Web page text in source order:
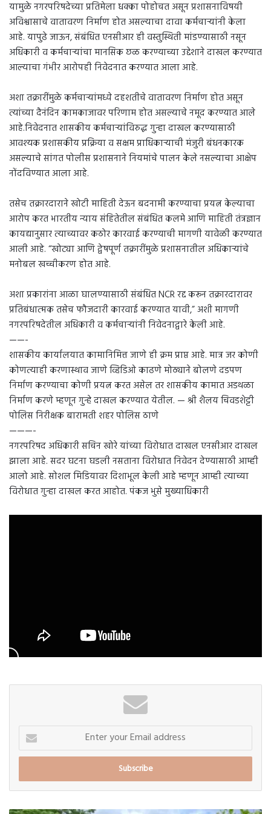
यामुळे नगरपरिषदेच्या प्रतिमेला धक्का पोहोचत असून प्रशासनाविषयी
अविश्वासाचे वातावरण निर्माण होत असल्याचा दावा कर्मचाऱ्यांनी केला
आहे. यापुढे जाऊन, संबंधित एनसीआर ही वस्तुस्थिती मांडण्यासाठी नसून
अधिकारी व कर्मचाऱ्यांचा मानसिक छळ करण्याच्या उद्देशाने दाखल करण्यात
आल्याचा गंभीर आरोपही निवेदनात करण्यात आला आहे.
अशा तक्रारींमुळे कर्मचाऱ्यांमध्ये दहशतीचे वातावरण निर्माण होत असून
त्यांच्या दैनंदिन कामकाजावर परिणाम होत असल्याचे नमूद करण्यात आले
आहे.निवेदनात शासकीय कर्मचाऱ्यांविरुद्ध गुन्हा दाखल करण्यासाठी
आवश्यक प्रशासकीय प्रक्रिया व सक्षम प्राधिकाऱ्याची मंजुरी बंधनकारक
असल्याचे सांगत पोलीस प्रशासनाने नियमांचे पालन केले नसल्याचा आक्षेप
नोंदविण्यात आला आहे.
तसेच तक्रारदाराने खोटी माहिती देऊन बदनामी करण्याचा प्रयत्न केल्याचा
आरोप करत भारतीय न्याय संहितेतील संबंधित कलमे आणि माहिती तंत्रज्ञान
कायद्यानुसार त्याच्यावर कठोर कारवाई करण्याची मागणी यावेळी करण्यात
आली आहे. “खोट्या आणि द्वेषपूर्ण तक्रारींमुळे प्रशासनातील अधिकाऱ्यांचे
मनोबल खच्चीकरण होत आहे.
अशा प्रकारांना आळा घालण्यासाठी संबंधित NCR रद्द करून तक्रारदारावर
प्रतिबंधात्मक तसेच फौजदारी कारवाई करण्यात यावी,” अशी मागणी
नगरपरिषदेतील अधिकारी व कर्मचाऱ्यांनी निवेदनाद्वारे केली आहे.
——-
शासकीय कार्यालयात कामानिमित्त जाणे ही क्रम प्राप्त आहे. मात्र जर कोणी
कोणत्याही करणास्थाव जाणे व्हिडिओ काढणे मोठ्याने बोलणे दडपण
निर्माण करण्याचा कोणी प्रयत्न करत असेल तर शासकीय कामात अडथळा
निर्माण करणे म्हणून गुन्हे दाखल करण्यात येतील. — श्री शैलय चिवडशेट्टी
पोलिस निरीक्षक बारामती शहर पोलिस ठाणे
———-
नगरपरिषद अधिकारी सचिन खोरे यांच्या विरोधात दाखल एनसीआर दाखल
झाला आहे. सदर घटना घडली नसताना विरोधात निवेदन देण्यासाठी आम्ही
आलो आहे. सोशल मिडियावर दिशाभूल केली आहे म्हणून आम्ही त्याच्या
विरोधात गुन्हा दाखल करत आहोत. पंकज भुसे मुख्याधिकारी
Enter
your
Email